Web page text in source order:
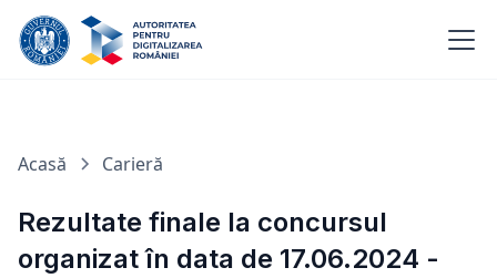
Acasă Carieră
Rezultate finale la concursul
organizat în data de 17.06.2024 -